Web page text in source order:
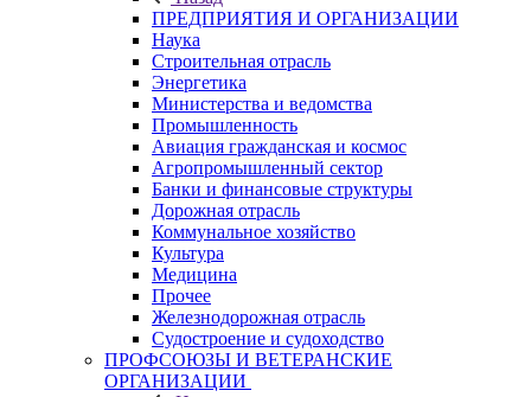
ПРЕДПРИЯТИЯ И ОРГАНИЗАЦИИ
Наука
Строительная отрасль
Энергетика
Министерства и ведомства
Промышленность
Авиация гражданская и космос
Агропромышленный сектор
Банки и финансовые структуры
Дорожная отрасль
Коммунальное хозяйство
Культура
Медицина
Прочее
Железнодорожная отрасль
Судостроение и судоходство
ПРОФСОЮЗЫ И ВЕТЕРАНСКИЕ
ОРГАНИЗАЦИИ